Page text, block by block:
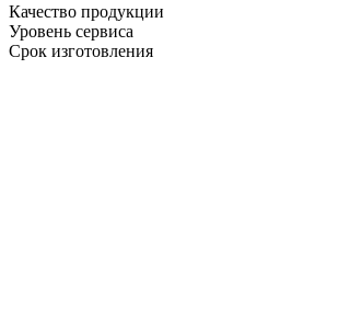
Качество продукции
Уровень сервиса
Срок изготовления